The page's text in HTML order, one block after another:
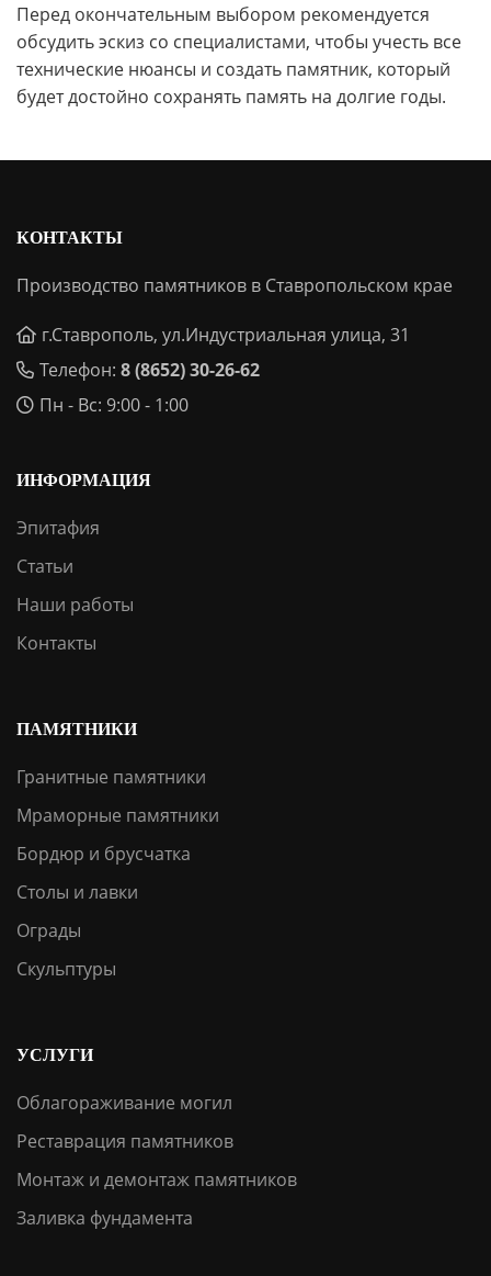
Перед окончательным выбором рекомендуется
обсудить эскиз со специалистами, чтобы учесть все
технические нюансы и создать памятник, который
будет достойно сохранять память на долгие годы.
КОНТАКТЫ
Производство памятников в Ставропольском крае
г.Ставрополь, ул.Индустриальная улица, 31
Телефон: 8 (8652) 30-26-62
Пн - Вс: 9:00 - 1:00
ИНФОРМАЦИЯ
Эпитафия
Статьи
Наши работы
Контакты
ПАМЯТНИКИ
Гранитные памятники
Мраморные памятники
Бордюр и брусчатка
Столы и лавки
Ограды
Скульптуры
УСЛУГИ
Облагораживание могил
Реставрация памятников
Монтаж и демонтаж памятников
Заливка фундамента